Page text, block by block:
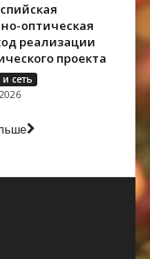
оптическая
реализации
проекта
сеть